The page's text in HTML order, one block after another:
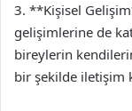
3. **Kişisel
gelişimlerine de
bireylerin
bir şekilde iletişim